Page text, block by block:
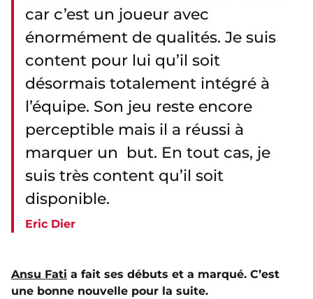
car c’est un joueur avec
énormément de qualités. Je suis
content pour lui qu’il soit
désormais totalement intégré à
l’équipe. Son jeu reste encore
perceptible mais il a réussi à
marquer un but. En tout cas, je
suis très content qu’il soit
disponible.
Eric Dier
Ansu Fati a fait ses débuts et a marqué. C’est
une bonne nouvelle pour la suite.